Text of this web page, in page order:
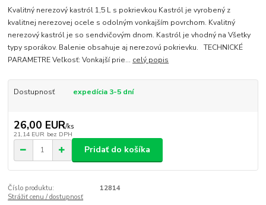
Kvalitný nerezový kastról 1,5 L s pokrievkou Kastról je vyrobený z
kvalitnej nerezovej ocele s odolným vonkajším povrchom. Kvalitný
nerezový kastról je so sendvičovým dnom. Kastról je vhodný na Všetky
typy sporákov. Balenie obsahuje aj nerezovú pokrievku. TECHNICKÉ
PARAMETRE Veľkosť: Vonkajší prie... celý popis
Dostupnosť expedícia 3-5 dní
26,00 EUR/ks
21,14 EUR bez DPH
Pridať do košíka
Číslo produktu:
12814
Strážiť cenu / dostupnosť